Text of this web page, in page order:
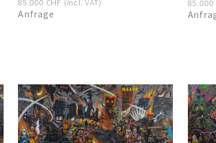
85.000 CHF (incl. VAT)
Anfrage
85.000